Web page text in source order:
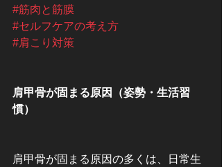
#筋肉と筋膜
#セルフケアの考え方
#肩こり対策
肩甲骨が固まる原因（姿勢・生活習
慣）
肩甲骨が固まる原因の多くは、日常生